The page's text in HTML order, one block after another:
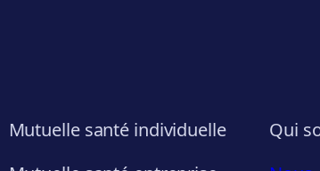
Mutuelle santé individuelle
Qui